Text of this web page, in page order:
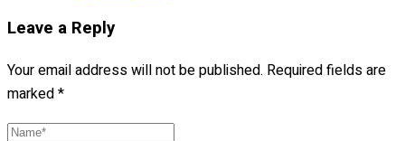
Leave a Reply
Your email address will not be published. Required fields are
marked*